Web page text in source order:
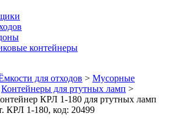
контейнеры
для отходов > Мусорные
Контейнеры для ртутных ламп >
КРЛ 1-180 для ртутных ламп
КРЛ 1-180, код: 20499